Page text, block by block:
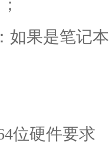
如果是笔记
位硬件要求